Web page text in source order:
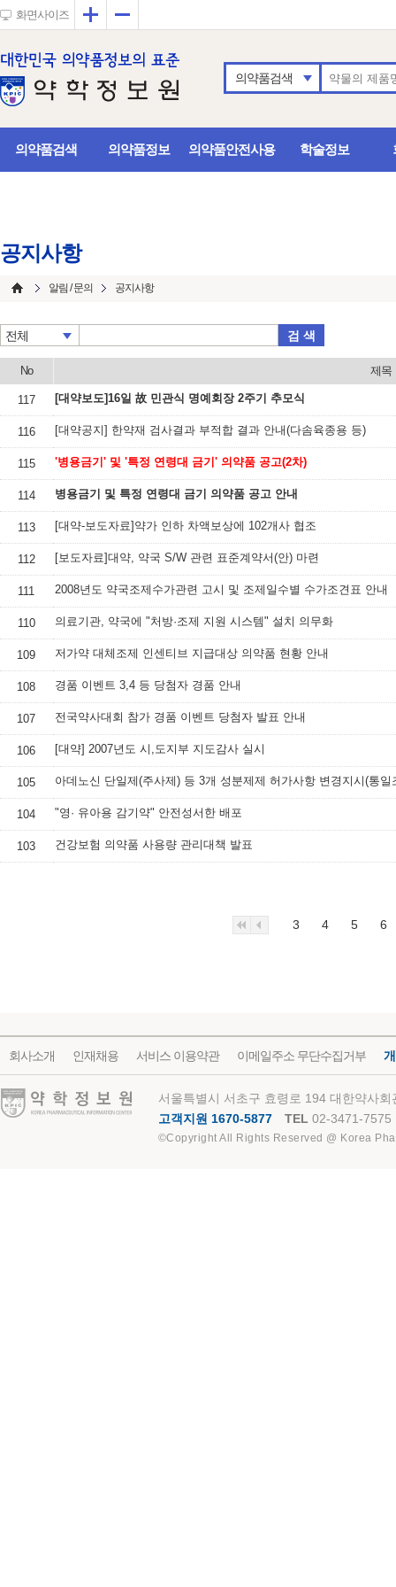
화면사이즈 확대
의약품검색
의약품검색 의약품정보 의약품안전사용 학술정보
공지사항
알림 / 문의 공지사항
전체 검 색
No 제목
117 [대약보도]16일 故 민관식 명예회장 2주기 추모식
116 [대약공지] 한약재 검사결과 부적합 결과 안내(다솜육종용 등)
115 '병용금기' 및 '특정 연령대 금기' 의약품 공고(2차)
114 병용금기 및 특정 연령대 금기 의약품 공고 안내
113 [대약-보도자료]약가 인하 차액보상에 102개사 협조
112 [보도자료]대약, 약국 S/W 관련 표준계약서(안) 마련
111 2008년도 약국조제수가관련 고시 및 조제일수별 수가조견표 안내
110 의료기관, 약국에 "처방·조제 지원 시스템" 설치 의무화
109 저가약 대체조제 인센티브 지급대상 의약품 현황 안내
108 경품 이벤트 3,4 등 당첨자 경품 안내
107 전국약사대회 참가 경품 이벤트 당첨자 발표 안내
106 [대약] 2007년도 시,도지부 지도감사 실시
105 아데노신 단일제(주사제) 등 3개 성분제제 허가사항 변경지시(통일
104 "영· 유아용 감기약" 안전성서한 배포
103 건강보험 의약품 사용량 관리대책 발표
3 4 5 6
회사소개 인재채용 서비스 이용약관 이메일주소 무단수집거부
약학정보원
서울특별시 서초구 효령로 194 대한약사
고객지원 1670-5877
TEL 02-3471-7575
©Copyright All Rights Reserved @ Korea